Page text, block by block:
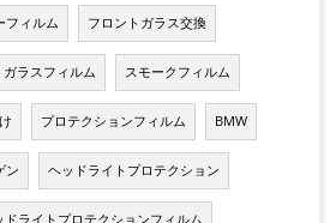
フィルム フロントガラス交換
ガラスフィルム スモークフィルム
プロテクションフィルム BMW
ン ヘッドライトプロテクション
ドライトプロテクションフィルム